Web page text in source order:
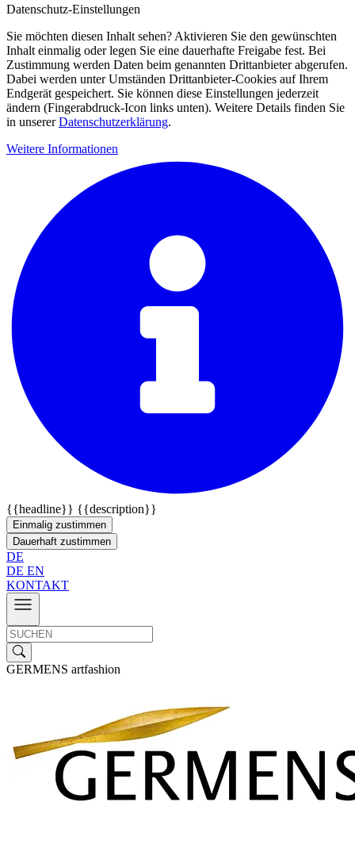
Datenschutz-Einstellungen
Sie möchten diesen Inhalt sehen? Aktivieren Sie den gewünschten
Inhalt einmalig oder legen Sie eine dauerhafte Freigabe fest. Bei
Zustimmung werden Daten beim genannten Drittanbieter abgerufen.
Dabei werden unter Umständen Drittanbieter-Cookies auf Ihrem
Endgerät gespeichert. Sie können diese Einstellungen jederzeit
ändern (Fingerabdruck-Icon links unten). Weitere Details finden Sie
in unsererDatenschutzerklärung.
Weitere Informationen
{{headline}} {{description}}
Einmalig zustimmen
Dauerhaft zustimmen
DE
DE EN
KONTAKT
GERMENS artfashion